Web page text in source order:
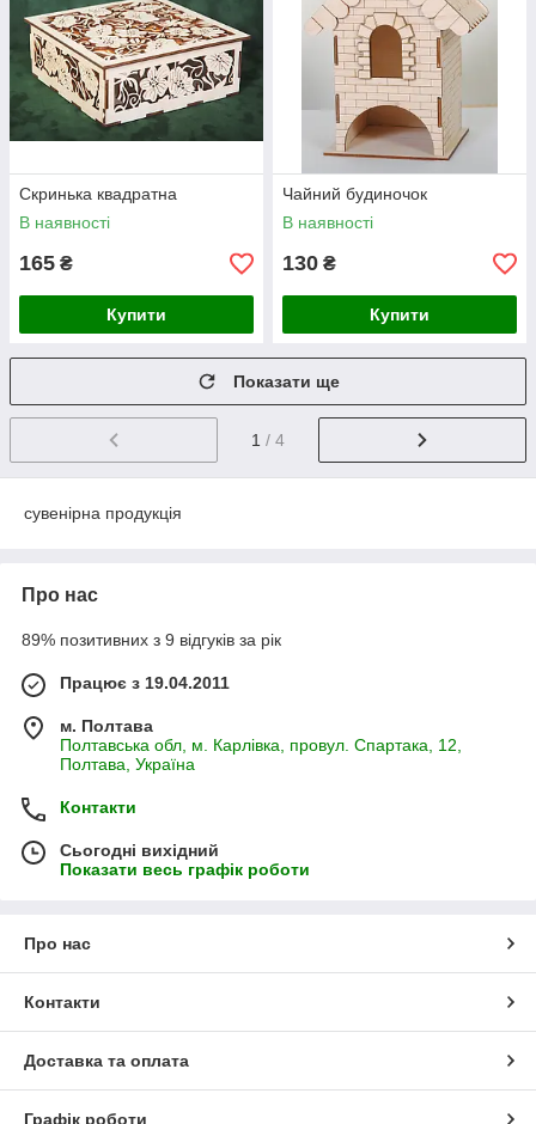
Скринька квадратна
В наявності
165 ₴
Купити
Чайний будиночок
В наявності
130 ₴
Купити
Показати ще
1 / 4
сувенірна продукція
Про нас
89% позитивних з 9 відгуків за рік
Працює з 19.04.2011
м. Полтава
Полтавська обл, м. Карлівка, провул. Спартака, 12,
Полтава, Україна
Контакти
Сьогодні вихідний
Показати весь графік роботи
Про нас
Контакти
Доставка та оплата
Графік роботи